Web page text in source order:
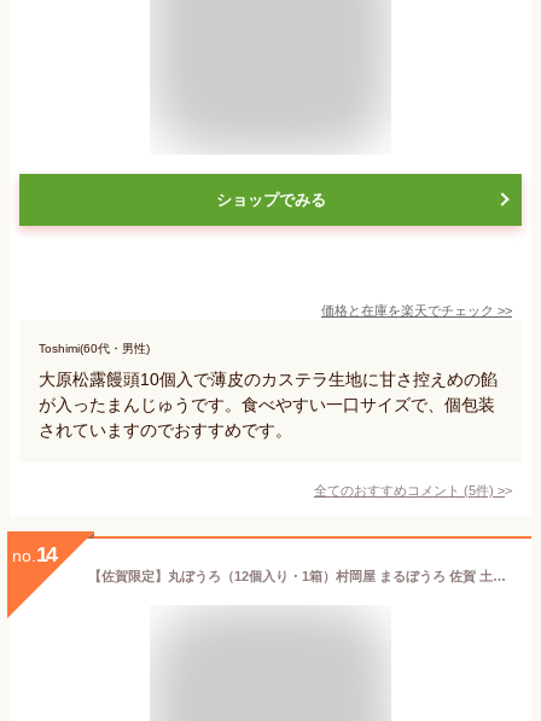
ショップでみる
価格と在庫を楽天でチェック >>
Toshimi(60代・男性)
大原松露饅頭10個入で薄皮のカステラ生地に甘さ控えめの餡
が入ったまんじゅうです。食べやすい一口サイズで、個包装
されていますのでおすすめです。
全てのおすすめコメント (5件) >
no. 14
【佐賀限定】丸ぼうろ（12個入り・1箱）村岡屋 まるぼうろ 佐賀 土産 人気 銘菓